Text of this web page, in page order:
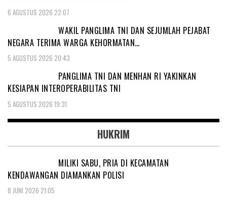
6 AGUSTUS 2026 22:07
WAKIL PANGLIMA TNI DAN SEJUMLAH PEJABAT
NEGARA TERIMA WARGA KEHORMATAN…
5 AGUSTUS 2026 20:43
PANGLIMA TNI DAN MENHAN RI YAKINKAN
KESIAPAN INTEROPERABILITAS TNI
5 AGUSTUS 2026 19:31
HUKRIM
MILIKI SABU, PRIA DI KECAMATAN
KENDAWANGAN DIAMANKAN POLISI
8 JUNI 2026 21:05